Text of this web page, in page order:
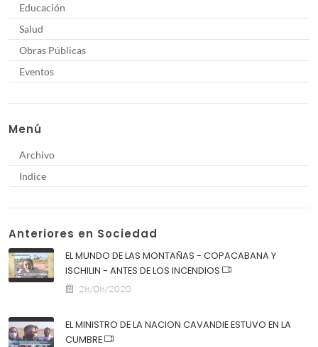
Educación
Salud
Obras Públicas
Eventos
Menú
Archivo
Indice
Anteriores en Sociedad
EL MUNDO DE LAS MONTAÑAS - COPACABANA Y
ISCHILIN - ANTES DE LOS INCENDIOS
28/08/2020
EL MINISTRO DE LA NACION CAVANDIE ESTUVO EN LA
CUMBRE